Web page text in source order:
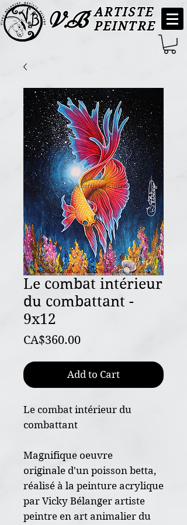
V.B ARTISTE
PEINTRE
Le combat intérieur
du combattant -
9x12
CA$360.00Price
Add to Cart
Le combat intérieur du
combattant
Magnifique oeuvre
originale d'un poisson betta,
réalisé à la peinture acrylique
par Vicky Bélanger artiste
peintre en art animalier du